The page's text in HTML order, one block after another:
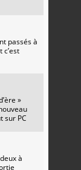
passés à
c’est
»
sur PC
à